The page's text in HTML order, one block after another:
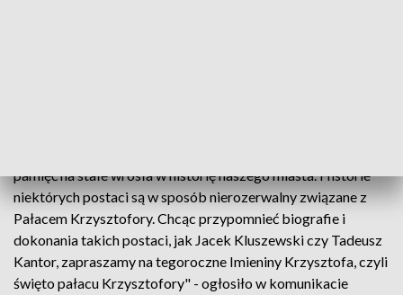
pamięć na stałe wrosła w historię naszego miasta. Historie
niektórych postaci są w sposób nierozerwalny związane z
Pałacem Krzysztofory. Chcąc przypomnieć biografie i
dokonania takich postaci, jak Jacek Kluszewski czy Tadeusz
Kantor, zapraszamy na tegoroczne Imieniny Krzysztofa, czyli
święto pałacu Krzysztofory" - ogłosiło w komunikacie